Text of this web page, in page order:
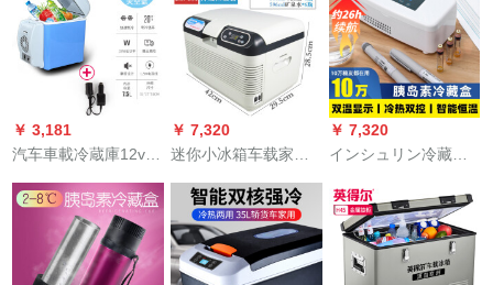
学生单人用 套餐六 5L
强冷芯
房冷藏冷凍箱 家用
迷你风冷无霜小冰箱
车用小型迷你 BCD-
45A128L银色
温箱加热包器暖液袋
家用i
￥ 3,181
汽车車載冷蔵庫12v迷
インシュリン冷藏盒
24v货车冷热箱 7.5L
经典款 24V货车车用
冷热双档【买1送5
￥ 7,320
迷你小冰箱车载家医
人干扰生长激冷藏 12
升双核智能数显三通
款
￥ 7,320
インシュリン冷藏盒
随身小型制冷生长激
素药品恒温USB充电
式车载电冰箱 【冷藏
盒+1块电池】续航约